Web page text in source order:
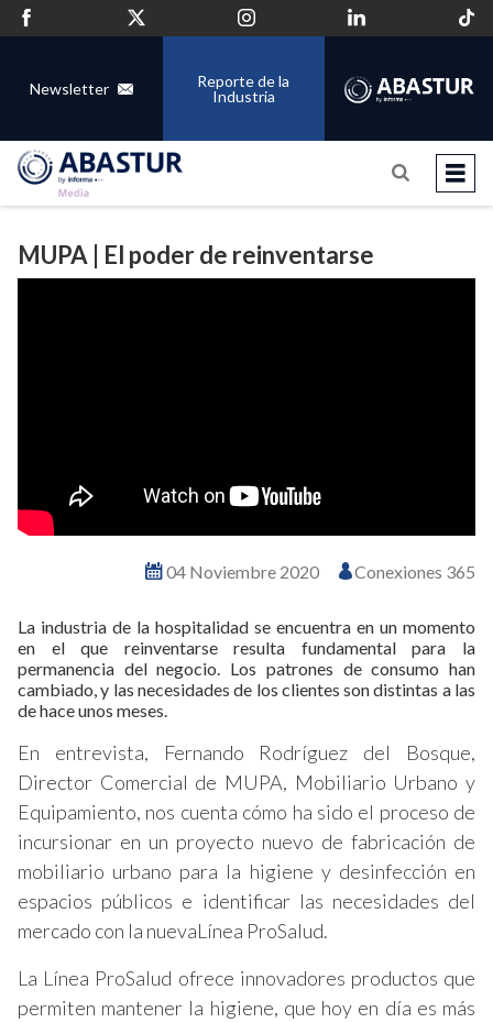
Newsletter
Reporte de la
Industria
MUPA | El poder de reinventarse
04 Noviembre 2020 Conexiones 365
La industria de la hospitalidad se encuentra en un momento
en el que reinventarse resulta fundamental para la
permanencia del negocio. Los patrones de consumo han
cambiado, y las necesidades de los clientes son distintas a las
de hace unos meses.
En entrevista, Fernando Rodríguez del Bosque,
Director Comercial de MUPA, Mobiliario Urbano y
Equipamiento, nos cuenta cómo ha sido el proceso de
incursionar en un proyecto nuevo de fabricación de
mobiliario urbano para la higiene y desinfección en
espacios públicos e identificar las necesidades del
mercado con la nuevaLínea ProSalud.
La Línea ProSalud ofrece innovadores productos que
permiten mantener la higiene, que hoy en día es más